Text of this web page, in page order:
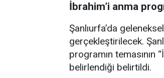
İbrahim’i anma
Şanlıurfa’da
gerçekleştirilecek.
programın
belirlendiği belirtildi.